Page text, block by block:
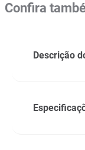
Confira
Descrição